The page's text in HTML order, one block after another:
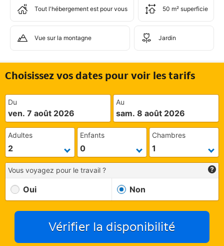
Tout l'hébergement est pour vous 50 m² superficie
Vue sur la montagne Jardin
Choisissez vos dates pour voir les tarifs
Du
ven. 7 août 2026
Au
sam. 8 août 2026
Adultes Enfants Chambres
Vous voyagez pour le travail ?
Oui Non
Vérifier la disponibilité